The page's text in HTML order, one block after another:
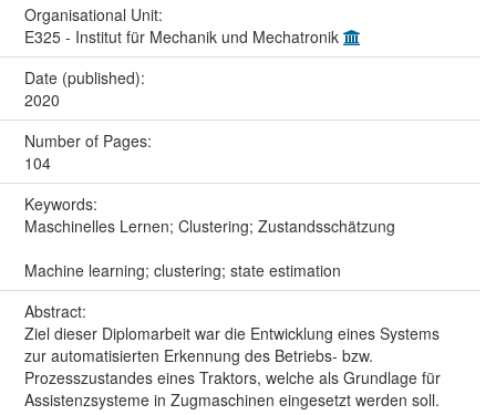
Organisational Unit:
E325 - Institut für Mechanik und Mechatronik
Date (published):
2020
Number of Pages:
104
Keywords:
Maschinelles Lernen; Clustering; Zustandsschätzung
Machine learning; clustering; state estimation
Abstract:
Ziel dieser Diplomarbeit war die Entwicklung eines Systems
zur automatisierten Erkennung des Betriebs- bzw.
Prozesszustandes eines Traktors, welche als Grundlage für
Assistenzsysteme in Zugmaschinen eingesetzt werden soll.